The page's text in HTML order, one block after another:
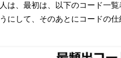
は、最初は、以下のコード一
にして、そのあとにコードの